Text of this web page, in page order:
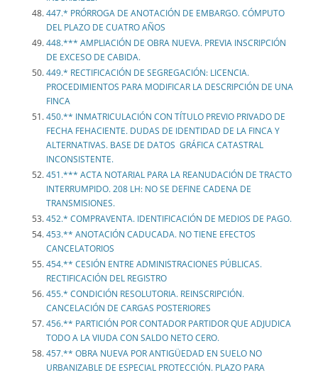
447.* PRÓRROGA DE ANOTACIÓN DE EMBARGO. CÓMPUTO
DEL PLAZO DE CUATRO AÑOS
448.*** AMPLIACIÓN DE OBRA NUEVA. PREVIA INSCRIPCIÓN
DE EXCESO DE CABIDA.
449.* RECTIFICACIÓN DE SEGREGACIÓN: LICENCIA.
PROCEDIMIENTOS PARA MODIFICAR LA DESCRIPCIÓN DE UNA
FINCA
450.** INMATRICULACIÓN CON TÍTULO PREVIO PRIVADO DE
FECHA FEHACIENTE. DUDAS DE IDENTIDAD DE LA FINCA Y
ALTERNATIVAS. BASE DE DATOS GRÁFICA CATASTRAL
INCONSISTENTE.
451.*** ACTA NOTARIAL PARA LA REANUDACIÓN DE TRACTO
INTERRUMPIDO. 208 LH: NO SE DEFINE CADENA DE
TRANSMISIONES.
452.* COMPRAVENTA. IDENTIFICACIÓN DE MEDIOS DE PAGO.
453.** ANOTACIÓN CADUCADA. NO TIENE EFECTOS
CANCELATORIOS
454.** CESIÓN ENTRE ADMINISTRACIONES PÚBLICAS.
RECTIFICACIÓN DEL REGISTRO
455.* CONDICIÓN RESOLUTORIA. REINSCRIPCIÓN.
CANCELACIÓN DE CARGAS POSTERIORES
456.** PARTICIÓN POR CONTADOR PARTIDOR QUE ADJUDICA
TODO A LA VIUDA CON SALDO NETO CERO.
457.** OBRA NUEVA POR ANTIGÜEDAD EN SUELO NO
URBANIZABLE DE ESPECIAL PROTECCIÓN. PLAZO PARA